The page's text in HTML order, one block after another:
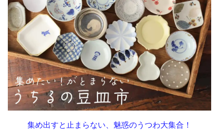
集め出すと止まらない、魅惑のうつわ大集合！